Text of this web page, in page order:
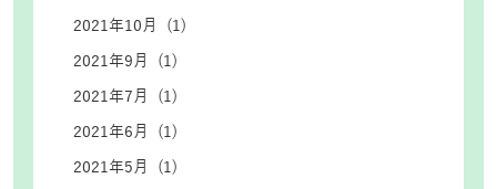
2021年10月 (1)
2021年9月 (1)
2021年7月 (1)
2021年6月 (1)
2021年5月 (1)